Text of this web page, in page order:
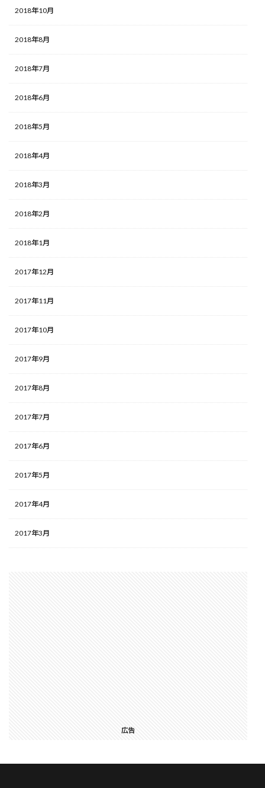
2018年10月
2018年8月
2018年7月
2018年6月
2018年5月
2018年4月
2018年3月
2018年2月
2018年1月
2017年12月
2017年11月
2017年10月
2017年9月
2017年8月
2017年7月
2017年6月
2017年5月
2017年4月
2017年3月
広告